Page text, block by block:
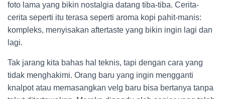
foto lama yang bikin nostalgia datang tiba-tiba. Cerita-
cerita seperti itu terasa seperti aroma kopi pahit-manis:
kompleks, menyisakan aftertaste yang bikin ingin lagi dan
lagi.
Tak jarang kita bahas hal teknis, tapi dengan cara yang
tidak menghakimi. Orang baru yang ingin mengganti
knalpot atau memasangkan velg baru bisa bertanya tanpa